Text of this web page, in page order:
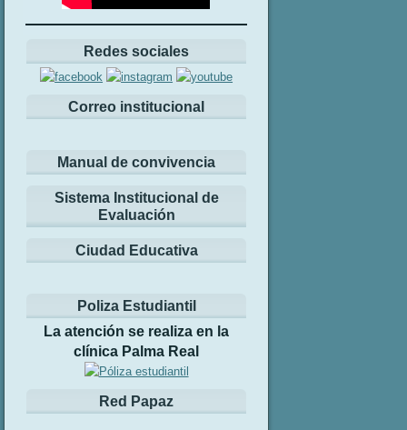
Redes sociales
Correo institucional
Manual de convivencia
Sistema Institucional de
Evaluación
Ciudad Educativa
Poliza Estudiantil
La atención se realiza en la
clínica Palma Real
Red Papaz